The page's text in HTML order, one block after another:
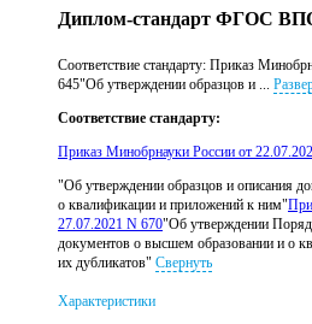
Диплом-стандарт ФГОС
Соответствие стандарту: Приказ
645"Об утверждении образцов и ...
Соответствие стандарту:
Приказ Минобрнауки России от
"Об утверждении образцов и описания
о квалификации и приложений к ним"
27.07.2021 N 670"Об утверждении
документов о высшем образовании и о
их дубликатов" Свернуть
Характеристики